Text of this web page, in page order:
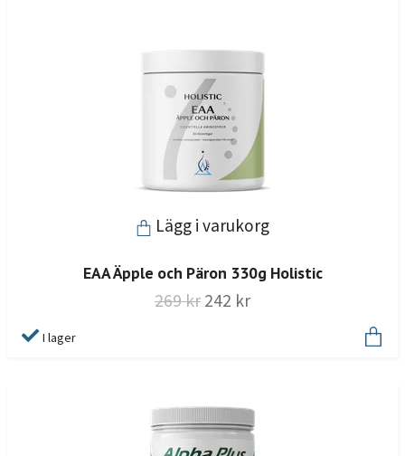
Lägg i varukorg
EAA Äpple och Päron 330g Holistic
269 kr 242 kr
I lager